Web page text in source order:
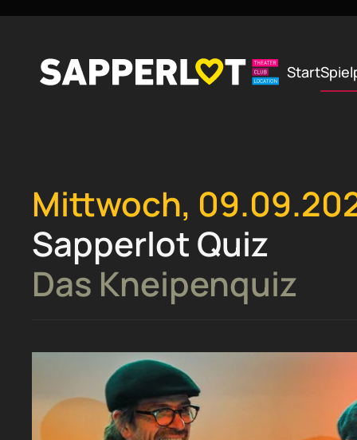
Start
Mittwoch,
Sapperlot Quiz
Das Kneipenquiz